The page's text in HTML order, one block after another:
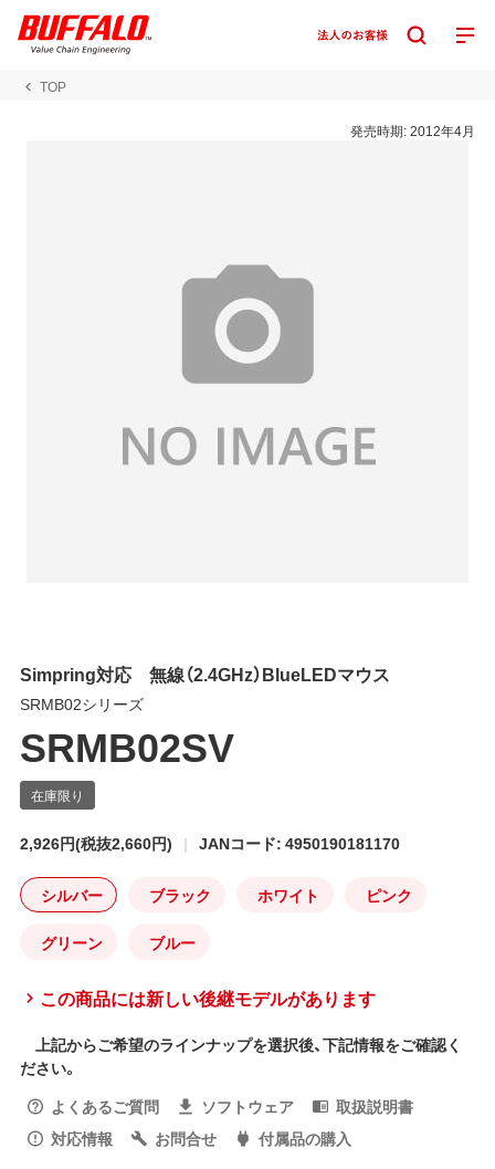
TOP
発売時期:2012年4月
Simpring対応 無線（2.4GHz）BlueLEDマウス
SRMB02シリーズ
SRMB02SV
2,926円(税抜2,660円) JANコード: 4950190181170
シルバー ブラック ホワイト ピンク
グリーン ブルー
この商品には新しい後継モデルがあります
上記からご希望のラインナップを選択後、下記情報をご確認く
ださい。
よくあるご質問
ソフトウェア
取扱説明書
対応情報
お問合せ 付属品の購入